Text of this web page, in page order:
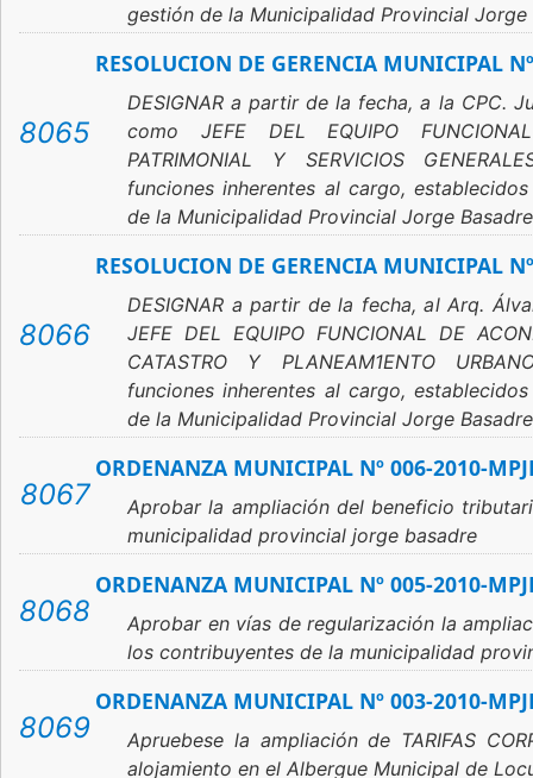
gestión de la Municipalidad Provincial Jorge
8065
RESOLUCION DE GERENCIA MUNICIPAL
DESIGNAR a partir de la fecha, a la CPC.
como JEFE DEL EQUIPO
PATRIMONIAL Y SERVICIOS
funciones inherentes al cargo,
de la Municipalidad Provincial Jorge
8066
RESOLUCION DE GERENCIA MUNICIPAL
DESIGNAR a partir de la fecha, al Arq.
JEFE DEL EQUIPO FUNCIONAL DE
CATASTRO Y PLANEAM1ENTO
funciones inherentes al cargo,
de la Municipalidad Provincial Jorge
8067
ORDENANZA MUNICIPAL Nº 006-2010-
Aprobar la ampliación del beneficio
municipalidad provincial jorge basadre
8068
ORDENANZA MUNICIPAL Nº 005-2010-
Aprobar en vías de regularización la
los contribuyentes de la municipalidad
8069
ORDENANZA MUNICIPAL Nº 003-2010-
Apruebese la ampliación de TARIFAS
alojamiento en el Albergue Municipal de